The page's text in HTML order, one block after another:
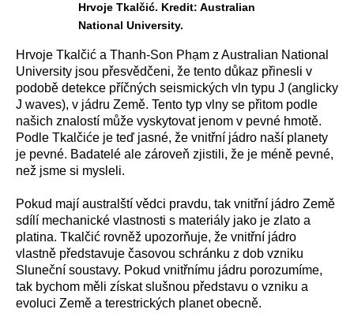
Hrvoje Tkalčić. Kredit: Australian
National University.
Hrvoje Tkalčić a Thanh-Son Phạm z Australian National
University jsou přesvědčeni, že tento důkaz přinesli v
podobě detekce příčných seismických vln typu J (anglicky
J waves), v jádru Země. Tento typ vlny se přitom podle
našich znalostí může vyskytovat jenom v pevné hmotě.
Podle Tkalčiće je teď jasné, že vnitřní jádro naší planety
je pevné. Badatelé ale zároveň zjistili, že je méně pevné,
než jsme si mysleli.
Pokud mají australští vědci pravdu, tak vnitřní jádro Země
sdílí mechanické vlastnosti s materiály jako je zlato a
platina. Tkalčić rovněž upozorňuje, že vnitřní jádro
vlastně představuje časovou schránku z dob vzniku
Sluneční soustavy. Pokud vnitřnímu jádru porozumíme,
tak bychom měli získat slušnou představu o vzniku a
evoluci Země a terestrických planet obecně.